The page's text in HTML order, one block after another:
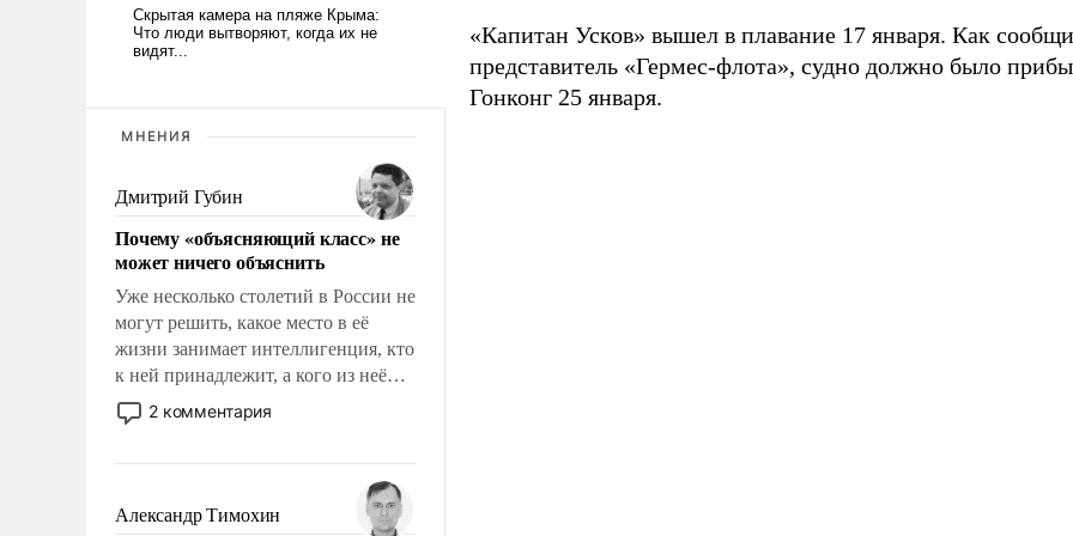
МНЕНИЯ
Дмитрий Губин
Почему «объясняющий класс» не
может ничего объяснить
Уже несколько столетий в России не
могут решить, какое место в её
жизни занимает интеллигенция, кто
к ней принадлежит, а кого из неё
исключили с правом
восстановления и без оного. И чем
казалось, что эти вопросы решены
2 комментария
Александр Тимохин
«Капитан Усков» вышел в плавание 17 января. Как
представитель «Гермес-флота», судно должно было
Гонконг 25 января.